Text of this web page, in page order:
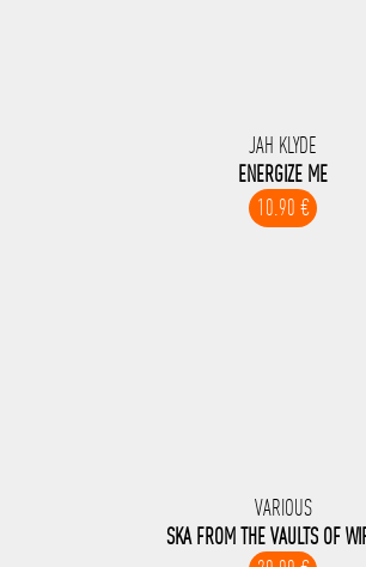
JAH KLYDE
ENERGIZE ME
10.90 €
VARIOUS
SKA FROM THE VAULTS OF